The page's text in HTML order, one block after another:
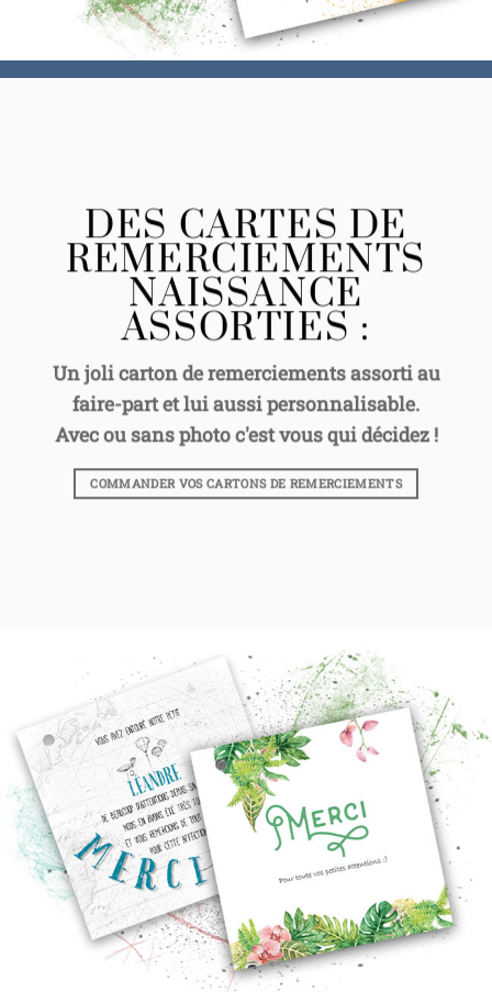
DES CARTES DE
REMERCIEMENTS
NAISSANCE
ASSORTIES :
Un joli carton de remerciements assorti au
faire-part et lui aussi personnalisable.
Avec ou sans photo c'est vous qui décidez !
COMMANDER VOS CARTONS DE REMERCIEMENTS